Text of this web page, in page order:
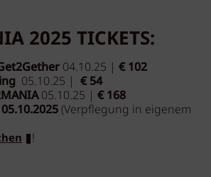
2025 TICKETS:
04.10.25 | € 102
05.10.25 | € 54
05.10.25 | € 168
(Verpflegung in eigenem
!